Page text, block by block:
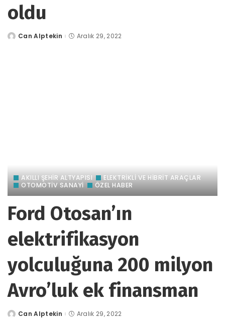
oldu
tarafından
Can Alptekin Aralık 29, 2022
AKILLI ŞEHİR ALTYAPISI
ELEKTRİKLİ VE HİBRİT ARAÇLAR
OTOMOTIV SANAYI
ÖZEL HABER
Ford Otosan’ın
elektrifikasyon
yolculuğuna 200 milyon
Avro’luk ek finansman
tarafından
Can Alptekin Aralık 29, 2022